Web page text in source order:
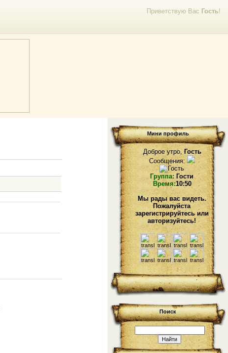
Приветствую Вас Гость!
Мини профиль
Доброе утро,Гость
Сообщения:
Группа: Гости
Время:10:50
Мы рады вас видеть.
Пожалуйста
зарегистрируйтесь или
авторизуйтесь!
Поиск